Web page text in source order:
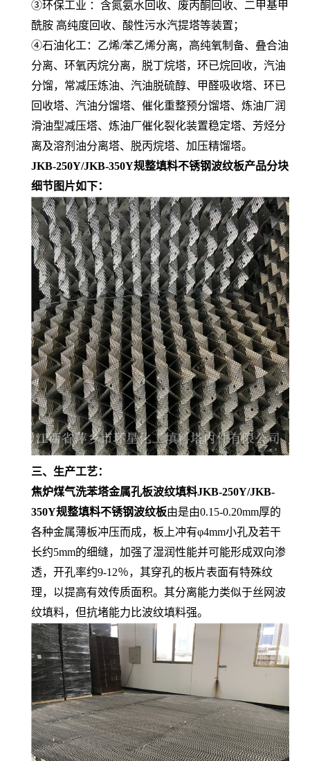
③环保工业 ：含氮氨水回收、废丙酮回收、二甲基甲
酰胺 高纯度回收、酸性污水汽提塔等装置；
④石油化工：乙烯/苯乙烯分离，高纯氧制备、叠合油
分离、环氧丙烷分离，脱丁烷塔，环已烷回收，汽油
分馏，常减压炼油、汽油脱硫醇、甲醛吸收塔、环已
回收塔、汽油分馏塔、催化重整预分馏塔、炼油厂润
滑油型减压塔、炼油厂催化裂化装置稳定塔、芳烃分
离及溶剂油分离塔、脱丙烷塔、加压精馏塔。
JKB-250Y/JKB-350Y规整填料不锈钢波纹板产品分块
细节图片如下：
三、生产工艺：
焦炉煤气洗苯塔金属孔板波纹填料JKB-250Y/JKB-
350Y规整填料不锈钢波纹板由是由0.15-0.20mm厚的
各种金属薄板冲压而成，板上冲有φ4mm小孔及若干
长约5mm的细缝，加强了湿润性能并可能形成双向渗
透，开孔率约9-12％，其穿孔的板片表面有特殊纹
理，以提高有效传质面积。其分离能力类似于丝网波
纹填料，但抗堵能力比波纹填料强。